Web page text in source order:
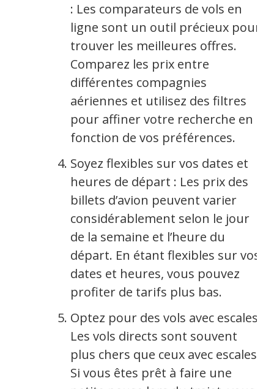
: Les comparateurs de vols en
ligne sont un outil précieux pour
trouver les meilleures offres.
Comparez les prix entre
différentes compagnies
aériennes et utilisez des filtres
pour affiner votre recherche en
fonction de vos préférences.
Soyez flexibles sur vos dates et
heures de départ : Les prix des
billets d’avion peuvent varier
considérablement selon le jour
de la semaine et l’heure du
départ. En étant flexibles sur vos
dates et heures, vous pouvez
profiter de tarifs plus bas.
Optez pour des vols avec escales :
Les vols directs sont souvent
plus chers que ceux avec escales.
Si vous êtes prêt à faire une